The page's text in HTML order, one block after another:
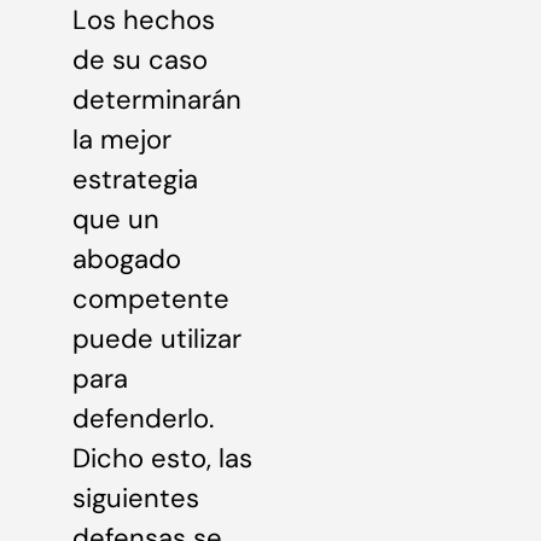
Los hechos
de su caso
determinarán
la mejor
estrategia
que un
abogado
competente
puede utilizar
para
defenderlo.
Dicho esto, las
siguientes